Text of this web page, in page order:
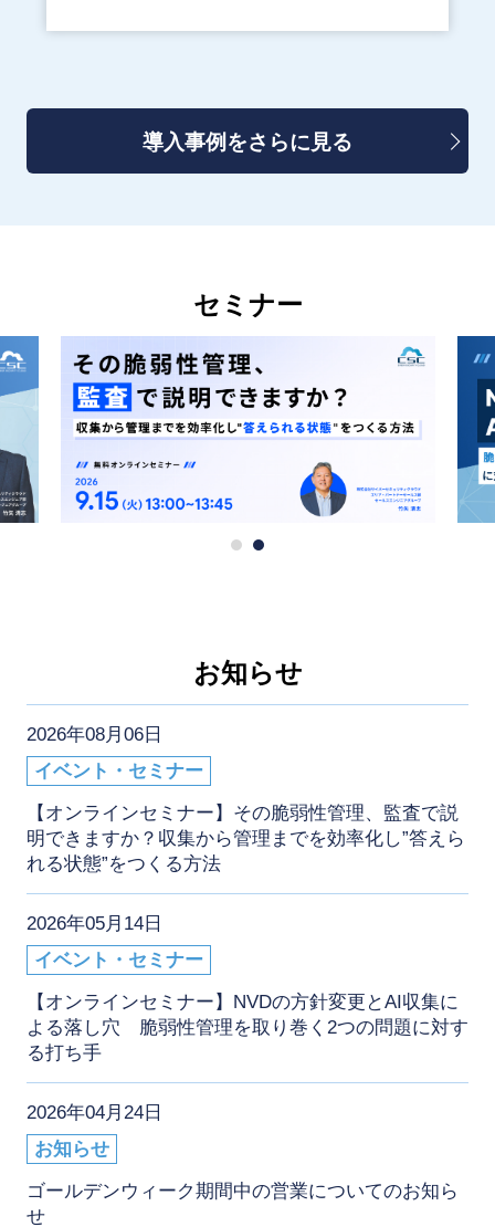
導入事例をさらに見る
セミナー
お知らせ
2026年08月06日
イベント・セミナー
【オンラインセミナー】その脆弱性管理、監査で説
明できますか？収集から管理までを効率化し”答えら
れる状態”をつくる方法
2026年05月14日
イベント・セミナー
【オンラインセミナー】NVDの方針変更とAI収集に
よる落し穴 脆弱性管理を取り巻く2つの問題に対す
る打ち手
2026年04月24日
お知らせ
ゴールデンウィーク期間中の営業についてのお知ら
せ